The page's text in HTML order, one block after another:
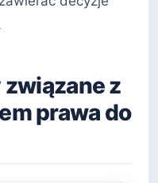
z
prawa do